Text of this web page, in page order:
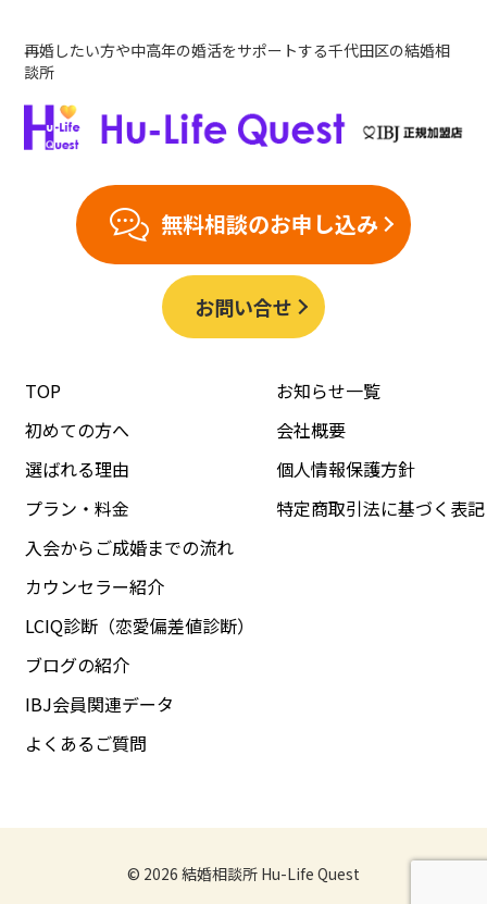
再婚したい方や中高年の婚活をサポートする千代田区の結婚相
談所
無料相談のお申し込み
お問い合せ
TOP
初めての方へ
選ばれる理由
プラン・料金
入会からご成婚までの流れ
カウンセラー紹介
LCIQ診断（恋愛偏差値診断）
ブログの紹介
IBJ会員関連データ
よくあるご質問
お知らせ一覧
会社概要
個人情報保護方針
特定商取引法に基づく表記
© 2026 結婚相談所 Hu-Life Quest